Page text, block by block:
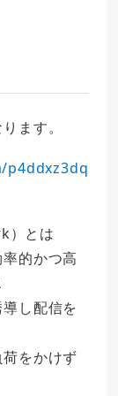
ます。
p4ddxz3dq
）とは
的かつ高
し配信を
をかけず